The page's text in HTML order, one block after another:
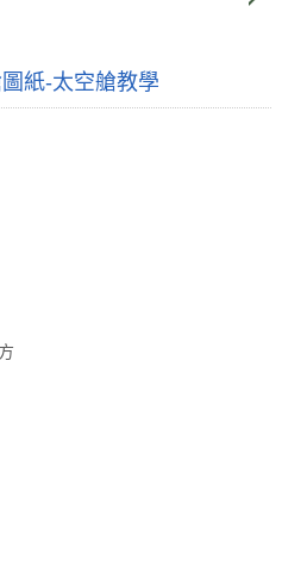
紙-太空艙教學